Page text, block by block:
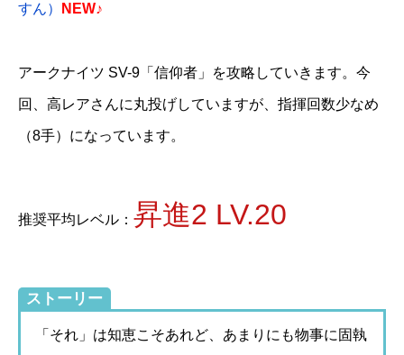
すん） NEW♪
アークナイツ SV-9「信仰者」を攻略していきます。今
回、高レアさんに丸投げしていますが、指揮回数少なめ
（8手）になっています。
推奨平均レベル： 昇進2 LV.20
ストーリー
「それ」は知恵こそあれど、あまりにも物事に固執